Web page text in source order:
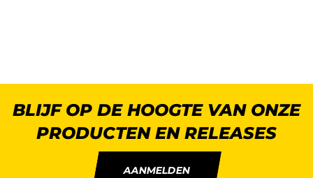
BLIJF OP DE HOOGTE VAN ONZE
PRODUCTEN EN RELEASES
AANMELDEN